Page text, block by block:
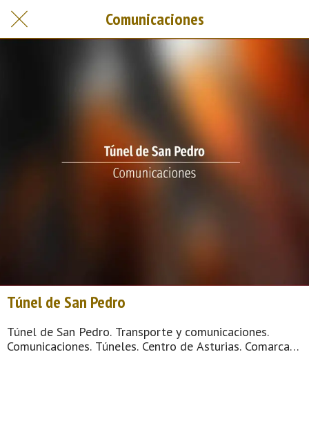
Comunicaciones
Túnel de San Pedro
Túnel de San Pedro. Transporte y comunicaciones.
Comunicaciones. Túneles. Centro de Asturias. Comarca